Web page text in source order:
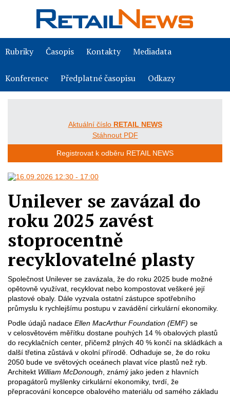
Rubriky Časopis Kontakty Mediadata
Konference Předplatné časopisu Odkazy
Aktuální číslo RETAIL NEWS
Stáhnout PDF
Registrovat k odběru RETAIL NEWS
Unilever se zavázal do
roku 2025 zavést
stoprocentně
recyklovatelné plasty
Společnost Unilever se zavázala, že do roku 2025 bude možné
opětovně využívat, recyklovat nebo kompostovat veškeré její
plastové obaly. Dále vyzvala ostatní zástupce spotřebního
průmyslu k rychlejšímu postupu v zavádění cirkulární ekonomiky.
Podle údajů nadace Ellen MacArthur Foundation (EMF) se
v celosvětovém měřítku dostane pouhých 14 % obalových plastů
do recyklačních center, přičemž plných 40 % končí na skládkách a
další třetina zůstává v okolní přírodě. Odhaduje se, že do roku
2050 bude ve světových oceánech plavat více plastů než ryb.
Architekt William McDonough , známý jako jeden z hlavních
propagátorů myšlenky cirkulární ekonomiky, tvrdí, že
přepracování koncepce obalového materiálu od samého základu